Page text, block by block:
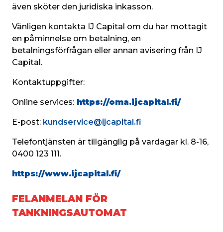
även sköter den juridiska inkasson.
Vänligen kontakta IJ Capital om du har mottagit
en påminnelse om betalning, en
betalningsförfrågan eller annan avisering från IJ
Capital.
Kontaktuppgifter:
Online services: https://oma.ijcapital.fi/
E-post: kundservice@ijcapital.fi
Telefontjänsten är tillgänglig på vardagar kl. 8-16,
0400 123 111.
https://www.ijcapital.fi/
FELANMELAN FÖR
TANKNINGSAUTOMAT